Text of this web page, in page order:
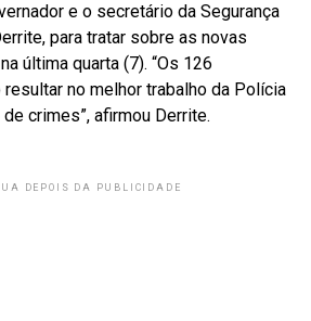
e o secretário da Segurança
para tratar sobre as novas
última quarta (7). “Os 126
no melhor trabalho da Polícia
crimes”, afirmou Derrite.
DEPOIS DA PUBLICIDADE